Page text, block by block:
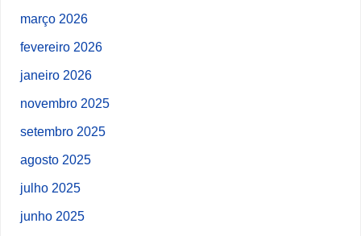
março 2026
fevereiro 2026
janeiro 2026
novembro 2025
setembro 2025
agosto 2025
julho 2025
junho 2025